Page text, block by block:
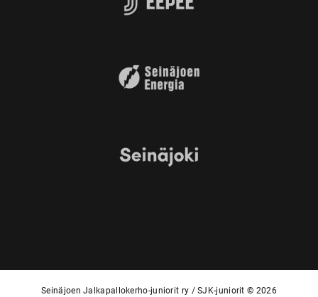
Seinäjoen Jalkapallokerho-juniorit ry / SJK-juniorit © 2026